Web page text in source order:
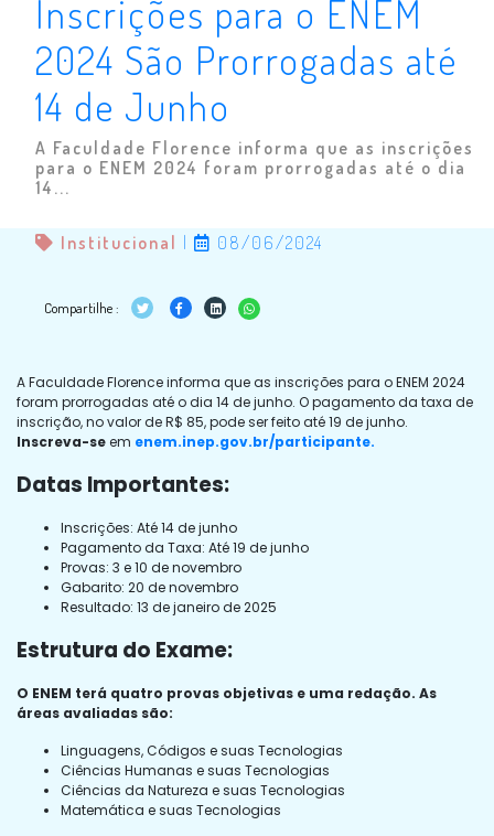
Inscrições para o ENEM
2024 São Prorrogadas até
14 de Junho
A Faculdade Florence informa que as inscrições
para o ENEM 2024 foram prorrogadas até o dia
14...
Institucional | 08/06/2024
Compartilhe :
A Faculdade Florence informa que as inscrições para o ENEM 2024
foram prorrogadas até o dia 14 de junho. O pagamento da taxa de
inscrição, no valor de R$ 85, pode ser feito até 19 de junho.
Inscreva-seem enem.inep.gov.br/participante.
Datas Importantes:
Inscrições: Até 14 de junho
Pagamento da Taxa: Até 19 de junho
Provas: 3 e 10 de novembro
Gabarito: 20 de novembro
Resultado: 13 de janeiro de 2025
Estrutura do Exame:
O ENEM terá quatro provas objetivas e uma redação. As
áreas avaliadas são:
Linguagens, Códigos e suas Tecnologias
Ciências Humanas e suas Tecnologias
Ciências da Natureza e suas Tecnologias
Matemática e suas Tecnologias